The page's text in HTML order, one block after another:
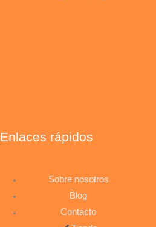
Enlaces rápidos
Sobre nosotros
Blog
Contacto